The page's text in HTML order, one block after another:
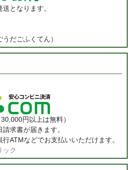
となります。
だごふくてん）
30,000円以上は無料）
求書が届きます。
ATMなどでお支払いいただけます。
ック